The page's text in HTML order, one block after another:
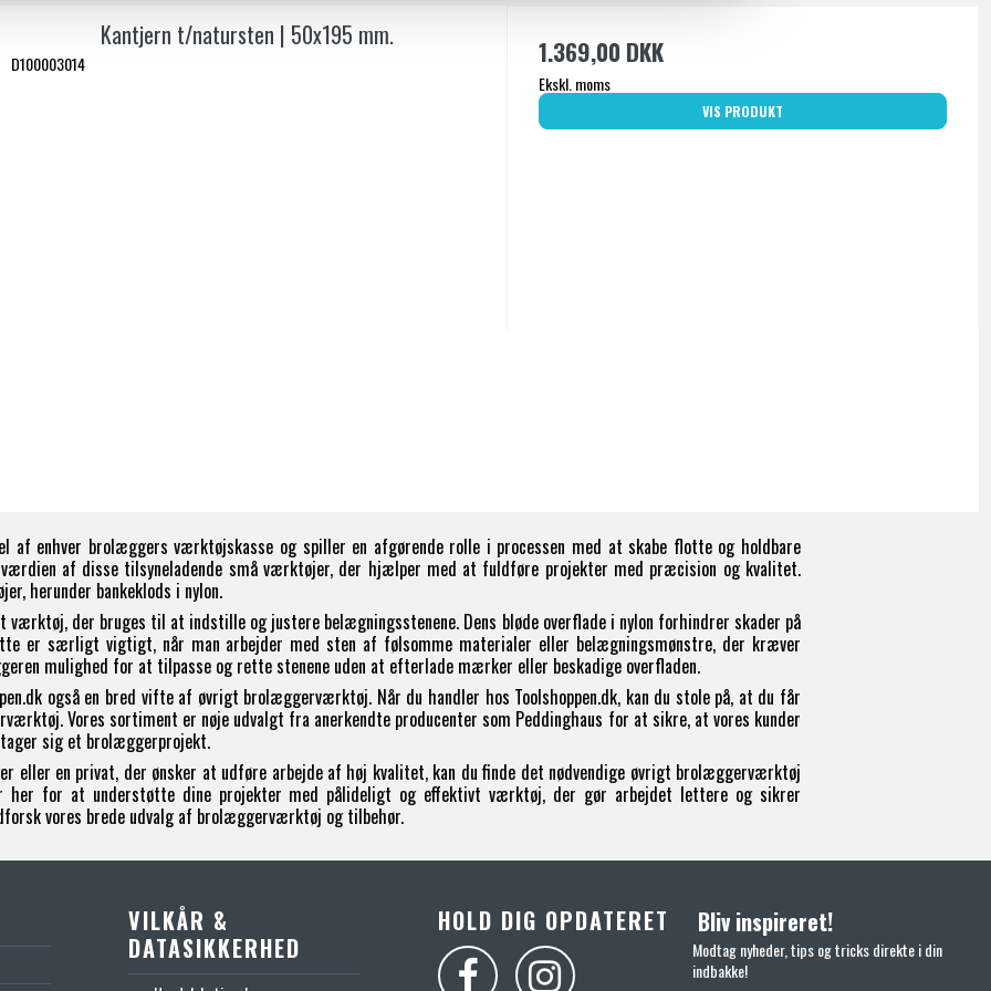
Kantjern t/natursten | 50x195 mm.
D100003014 1.369,00 DKK
Ekskl. moms
VIS PRODUKT
enhver brolæggers værktøjskasse og spiller en afgørende rolle i processen med at skabe flotte og holdbare
værdien af disse tilsyneladende små værktøjer, der hjælper med at fuldføre projekter med præcision og kvalitet.
herunder bankeklods i nylon.
værktøj, der bruges til at indstille og justere belægningsstenene. Dens bløde overflade i nylon forhindrer skader på
er særligt vigtigt, når man arbejder med sten af ​​følsomme materialer eller belægningsmønstre, der kræver
mulighed for at tilpasse og rette stenene uden at efterlade mærker eller beskadige overfladen.
også en bred vifte af øvrigt brolæggerværktøj. Når du handler hos Toolshoppen.dk, kan du stole på, at du får
Vores sortiment er nøje udvalgt fra anerkendte producenter som Peddinghaus for at sikre, at vores kunder
sig et brolæggerprojekt.
eller en privat, der ønsker at udføre arbejde af høj kvalitet, kan du finde det nødvendige øvrigt brolæggerværktøj
her for at understøtte dine projekter med pålideligt og effektivt værktøj, der gør arbejdet lettere og sikrer
vores brede udvalg af brolæggerværktøj og tilbehør.
VILKÅR &
DATASIKKERHED
HOLD DIG OPDATERET Bliv inspireret!
Modtag nyheder, tips og tricks direkte i din
indbakke!